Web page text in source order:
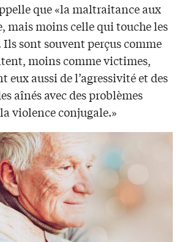
que «la maltraitance aux
mais moins celle qui touche les
sont souvent perçus comme
moins comme victimes,
eux aussi de l’agressivité et des
aînés avec des problèmes
violence conjugale.»